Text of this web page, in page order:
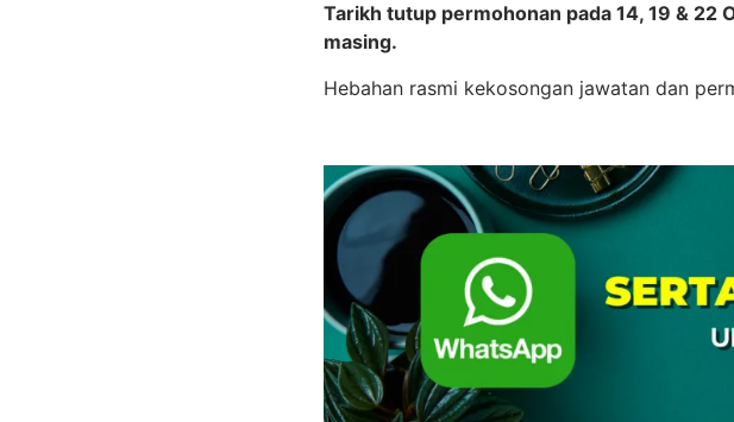
Tarikh tutup permohonan pada 14, 19 & 22
masing.
Hebahan rasmi kekosongan jawatan dan